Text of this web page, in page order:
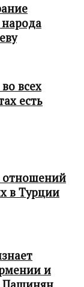
всех
есть
отношений
в Турции
и